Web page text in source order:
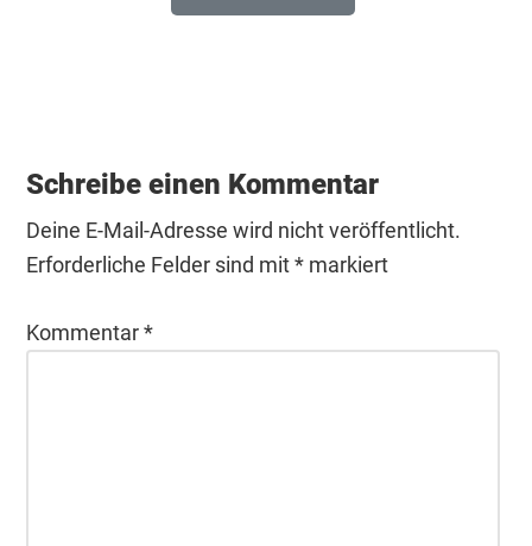
Schreibe einen Kommentar
Deine E-Mail-Adresse wird nicht veröffentlicht.
Erforderliche Felder sind mit* markiert
Kommentar*